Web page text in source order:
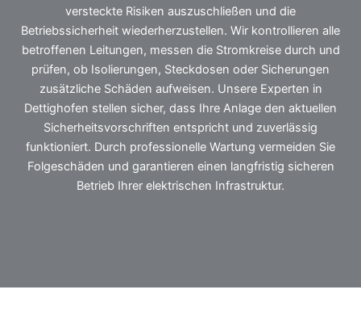
versteckte Risiken auszuschließen und die
Betriebssicherheit wiederherzustellen. Wir kontrollieren alle
betroffenen Leitungen, messen die Stromkreise durch und
prüfen, ob Isolierungen, Steckdosen oder Sicherungen
zusätzliche Schäden aufweisen. Unsere Experten in
Dettighofen stellen sicher, dass Ihre Anlage den aktuellen
Sicherheitsvorschriften entspricht und zuverlässig
funktioniert. Durch professionelle Wartung vermeiden Sie
Folgeschäden und garantieren einen langfristig sicheren
Betrieb Ihrer elektrischen Infrastruktur.